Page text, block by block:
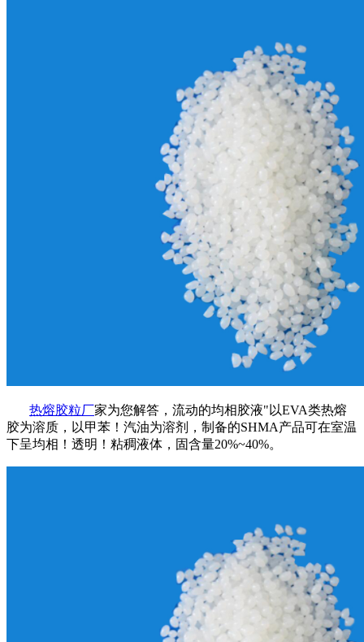
热熔胶粒厂家为您解答，流动的均相胶液"以EVA类热熔
胶为溶质，以甲苯！汽油为溶剂，制备的SHMA产品可在室温
下呈均相！透明！粘稠液体，固含量20%~40%。